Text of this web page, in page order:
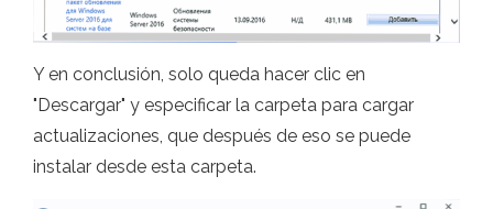
Y en conclusión, solo queda hacer clic en
"Descargar" y especificar la carpeta para cargar
actualizaciones, que después de eso se puede
instalar desde esta carpeta.